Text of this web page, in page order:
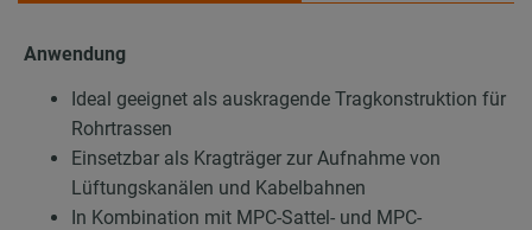
Anwendung
Ideal geeignet als auskragende Tragkonstruktion für
Rohrtrassen
Einsetzbar als Kragträger zur Aufnahme von
Lüftungskanälen und Kabelbahnen
In Kombination mit MPC-Sattel- und MPC-